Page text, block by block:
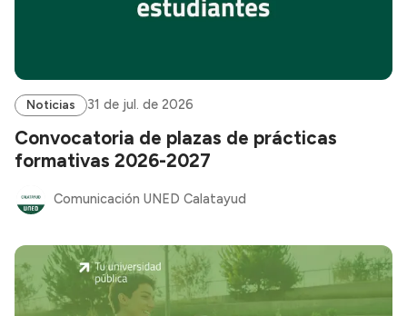
Noticias 31 de jul. de 2026
Convocatoria de plazas de prácticas
formativas 2026-2027
Comunicación UNED Calatayud